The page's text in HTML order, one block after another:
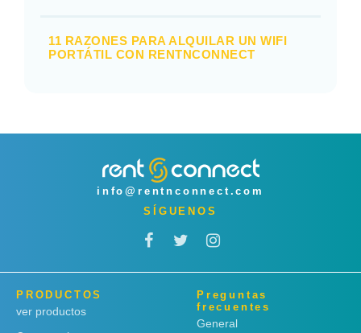
11 RAZONES PARA ALQUILAR UN WIFI
PORTÁTIL CON RENTNCONNECT
info@rentnconnect.com
SÍGUENOS
PRODUCTOS
ver productos
Preguntas
frecuentes
General